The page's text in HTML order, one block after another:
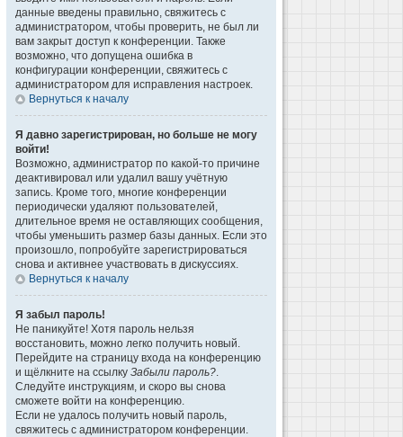
данные введены правильно, свяжитесь с
администратором, чтобы проверить, не был ли
вам закрыт доступ к конференции. Также
возможно, что допущена ошибка в
конфигурации конференции, свяжитесь с
администратором для исправления настроек.
Вернуться к началу
Я давно зарегистрирован, но больше не могу
войти!
Возможно, администратор по какой-то причине
деактивировал или удалил вашу учётную
запись. Кроме того, многие конференции
периодически удаляют пользователей,
длительное время не оставляющих сообщения,
чтобы уменьшить размер базы данных. Если это
произошло, попробуйте зарегистрироваться
снова и активнее участвовать в дискуссиях.
Вернуться к началу
Я забыл пароль!
Не паникуйте! Хотя пароль нельзя
восстановить, можно легко получить новый.
Перейдите на страницу входа на конференцию
и щёлкните на ссылку Забыли пароль?.
Следуйте инструкциям, и скоро вы снова
сможете войти на конференцию.
Если не удалось получить новый пароль,
свяжитесь с администратором конференции.